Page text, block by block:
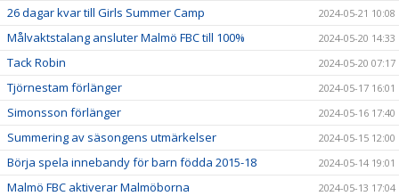
26 dagar kvar till Girls Summer Camp 2024-05-21 10:08
Målvaktstalang ansluter Malmö FBC till 100% 2024-05-20 14:33
Tack Robin 2024-05-20 07:17
Tjörnestam förlänger 2024-05-17 16:01
Simonsson förlänger 2024-05-16 17:40
Summering av säsongens utmärkelser 2024-05-15 12:00
Börja spela innebandy för barn födda 2015-18 2024-05-14 19:01
Malmö FBC aktiverar Malmöborna 2024-05-13 17:04